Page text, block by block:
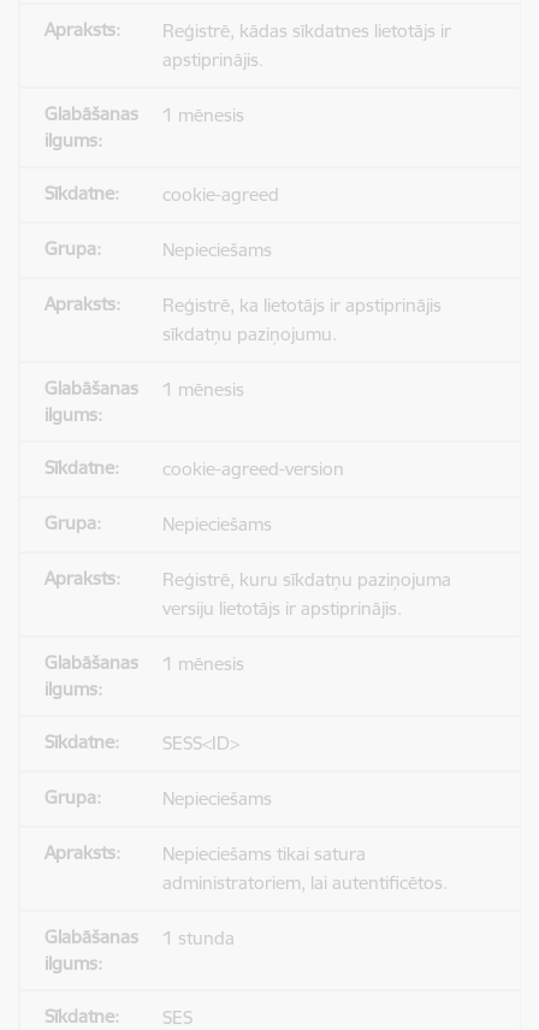
Reģistrē, kādas sīkdatnes lietotājs ir
apstiprinājis.
1 mēnesis
cookie-agreed
Nepieciešams
Reģistrē, ka lietotājs ir apstiprinājis
sīkdatņu paziņojumu.
1 mēnesis
cookie-agreed-version
Nepieciešams
Reģistrē, kuru sīkdatņu paziņojuma
versiju lietotājs ir apstiprinājis.
1 mēnesis
SESS<ID>
Nepieciešams
Nepieciešams tikai satura
administratoriem, lai autentificētos.
1 stunda
SES